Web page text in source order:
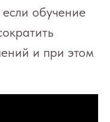
если обучение
и при этом